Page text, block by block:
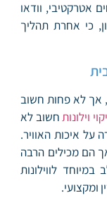
אטרקטיבי, וודאו
כי אחרת תהליך
אך לא פחות חשוב
וילונותחשוב לא
איכות האוויר.
הם מכילים הרבה
לווילונות
ומקצועי.